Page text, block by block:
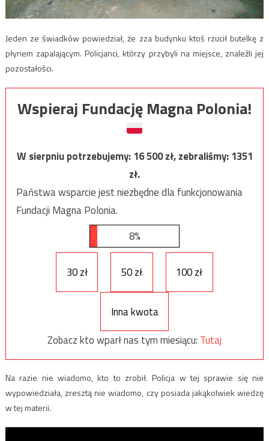
Jeden ze świadków powiedział, że zza budynku ktoś rzucił butelkę z
płynem zapalającym. Policjanci, którzy przybyli na miejsce, znaleźli jej
pozostałości.
Wspieraj Fundację Magna Polonia!
W sierpniu potrzebujemy:16 500zł, zebraliśmy:1351
zł.
Państwa wsparcie jest niezbędne dla funkcjonowania
Fundacji Magna Polonia.
8%
30 zł 50 zł 100 zł
Inna kwota
Zobacz kto wparł nas tym miesiącu: Tutaj
Na razie nie wiadomo, kto to zrobił. Policja w tej sprawie się nie
wypowiedziała, zresztą nie wiadomo, czy posiada jakąkolwiek wiedzę
w tej materii.